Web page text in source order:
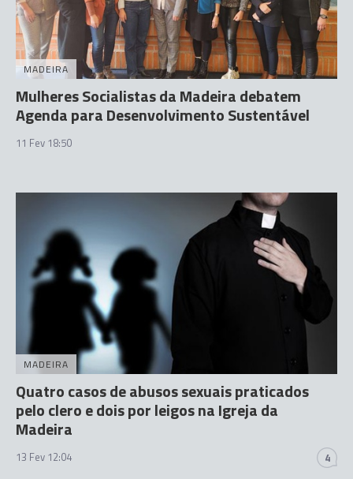
MADEIRA
Mulheres Socialistas da Madeira debatem
Agenda para Desenvolvimento Sustentável
11 Fev 18:50
MADEIRA
Quatro casos de abusos sexuais praticados
pelo clero e dois por leigos na Igreja da
Madeira
13 Fev 12:04 4